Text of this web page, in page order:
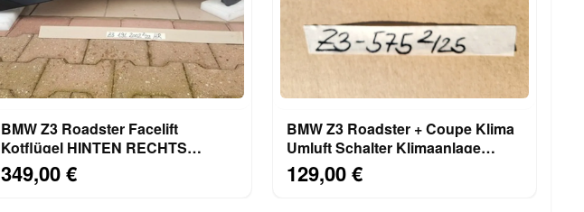
BMW Z3 Roadster Facelift
Kotflügel HINTEN RECHTS
Seitenwand saphir schwarz
349,00 €
BMW Z3 Roadster + Coupe Klima
Umluft Schalter Klimaanlage
6901575
129,00 €